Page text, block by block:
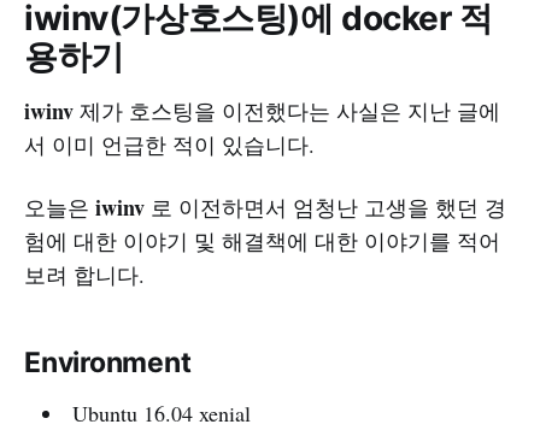
iwinv(가상호스팅)에 docker 적
용하기
iwinv 제가 호스팅을 이전했다는 사실은 지난 글에
서 이미 언급한 적이 있습니다.
오늘은 iwinv 로 이전하면서 엄청난 고생을 했던 경
험에 대한 이야기 및 해결책에 대한 이야기를 적어
보려 합니다.
Environment
Ubuntu 16.04 xenial